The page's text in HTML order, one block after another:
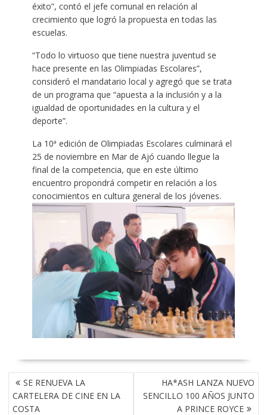
éxito”, contó el jefe comunal en relación al
crecimiento que logró la propuesta en todas las
escuelas.
“Todo lo virtuoso que tiene nuestra juventud se
hace presente en las Olimpiadas Escolares”,
consideró el mandatario local y agregó que se trata
de un programa que “apuesta a la inclusión y a la
igualdad de oportunidades en la cultura y el
deporte”.
La 10ª edición de Olimpiadas Escolares culminará el
25 de noviembre en Mar de Ajó cuando llegue la
final de la competencia, que en este último
encuentro propondrá competir en relación a los
conocimientos en cultura general de los jóvenes.
NAVEGACIÓN
DE
ENTRADAS
SE RENUEVA LA
CARTELERA DE CINE EN LA
COSTA
HA*ASH LANZA NUEVO
SENCILLO 100 AÑOS JUNTO
A PRINCE ROYCE